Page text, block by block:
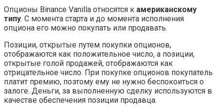
Опционы Binance Vanilla относятся к американскому
типу. С момента старта и до момента исполнения
опциона его можно покупать или продавать.
Позиции, открытые путем покупки опционов,
отображаются как положительное число, а позиции,
открытые голой продажей, отображаются как
отрицательное число. При покупке опционов покупатель
платит премию, поэтому ему не нужно беспокоиться о
залоге. Деньги, за выполненную сделку используются в
качестве обеспечения позиции продавца.